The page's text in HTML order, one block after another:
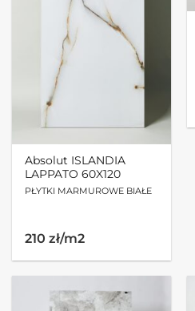
Absolut ISLANDIA
LAPPATO 60X120
PŁYTKI MARMUROWE BIAŁE
210 zł/m2